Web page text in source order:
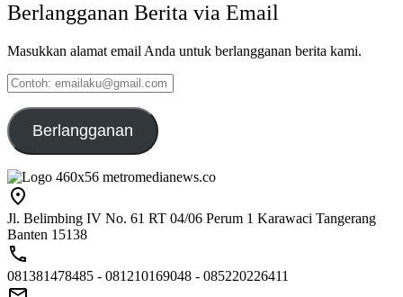
Berlangganan Berita via Email
Masukkan alamat email Anda untuk berlangganan berita kami.
Contoh:
emailaku@gmail.com
Berlangganan
Jl. Belimbing IV No. 61 RT 04/06 Perum 1 Karawaci Tangerang
Banten 15138
081381478485 - 081210169048 - 085220226411